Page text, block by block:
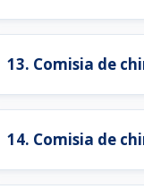
13. Comisia de
14. Comisia de